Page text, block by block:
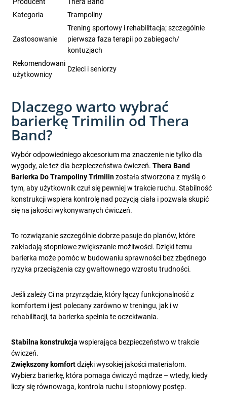
Producent
Thera Band
Kategoria
Trampoliny
Zastosowanie
Trening sportowy i rehabilitacja; szczególnie
pierwsza faza terapii po zabiegach/
kontuzjach
Rekomendowani
użytkownicy
Dzieci i seniorzy
Dlaczego warto wybrać
barierkę Trimilin od Thera
Band?
Wybór odpowiedniego akcesorium ma znaczenie nie tylko dla
wygody, ale też dla bezpieczeństwa ćwiczeń.Thera Band
Barierka Do Trampoliny Trimilinzostała stworzona z myślą o
tym, aby użytkownik czuł się pewniej w trakcie ruchu. Stabilność
konstrukcji wspiera kontrolę nad pozycją ciała i pozwala skupić
się na jakości wykonywanych ćwiczeń.
To rozwiązanie szczególnie dobrze pasuje do planów, które
zakładają stopniowe zwiększanie możliwości. Dzięki temu
barierka może pomóc w budowaniu sprawności bez zbędnego
ryzyka przeciążenia czy gwałtownego wzrostu trudności.
Jeśli zależy Ci na przyrządzie, który łączy funkcjonalność z
komfortem i jest polecany zarówno w treningu, jak i w
rehabilitacji, ta barierka spełnia te oczekiwania.
Stabilna konstrukcja wspierająca bezpieczeństwo w trakcie
ćwiczeń.
Zwiększony komfortdzięki wysokiej jakości materiałom.
Wybierz barierkę, która pomaga ćwiczyć mądrze – wtedy, kiedy
liczy się równowaga, kontrola ruchu i stopniowy postęp.